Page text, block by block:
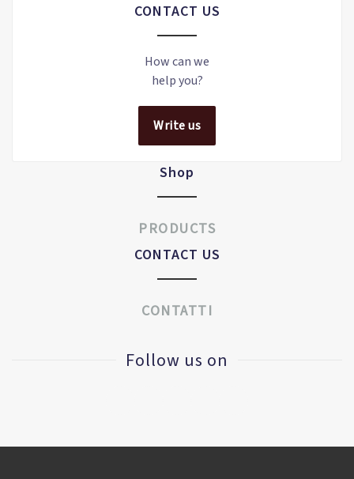
CONTACT US
How can we
help you?
Write us
Shop
PRODUCTS
CONTACT US
CONTATTI
Follow us on